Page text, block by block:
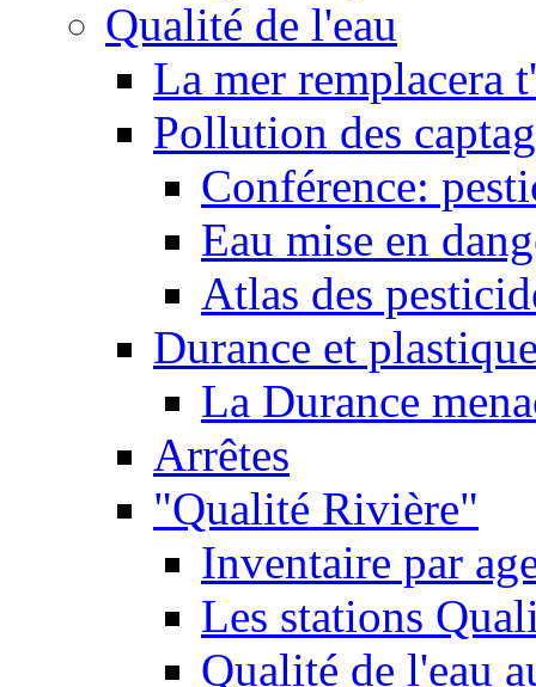
Qualité de l'eau
La mer remplacera
Pollution des
Conférence:
Eau mise en
Atlas des
Durance et
La Durance
Arrêtes
"Qualité Rivière"
Inventaire par
Les stations
Qualité de l'eau